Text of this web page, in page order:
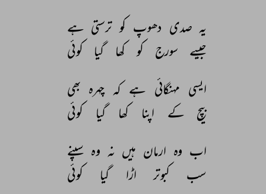
یہ صدی دھوپ کو ترستی ہے
جیسے
سورج کو کھا گیا کوئی
ایسی مہنگائی ہے کہ چہرہ بھی
بیچ
کے اپنا کھا گیا کوئی
اب وہ ارمان ہیں نہ وہ سپنے
سب
کبوتر اڑا گیا کوئی